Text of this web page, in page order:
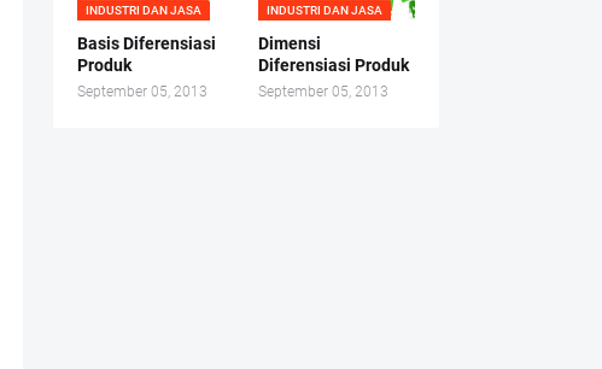
INDUSTRI DAN JASA
Basis Diferensiasi
Produk
September 05, 2013
INDUSTRI DAN JASA
Dimensi
Diferensiasi Produk
September 05, 2013